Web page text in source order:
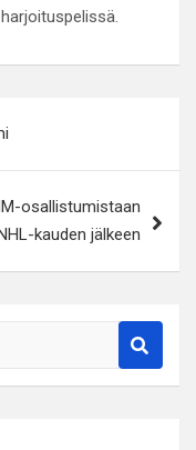
osallistumistaan
kauden jälkeen